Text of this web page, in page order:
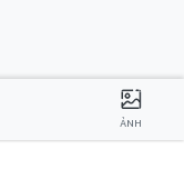
ẢNH